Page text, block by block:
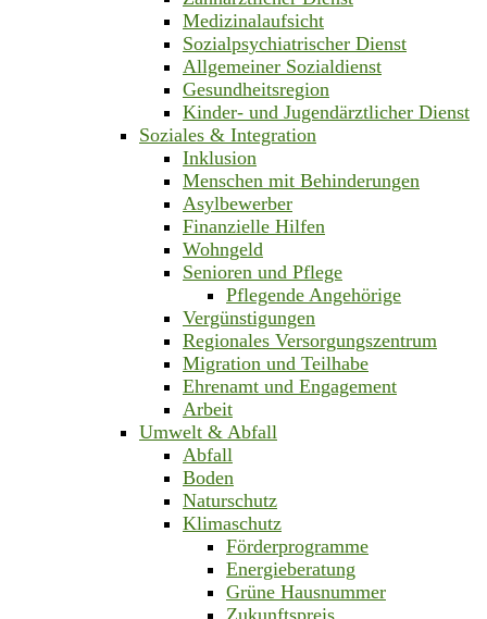
Medizinalaufsicht
Sozialpsychiatrischer Dienst
Allgemeiner Sozialdienst
Gesundheitsregion
Kinder- und Jugendärztlicher Dienst
Soziales & Integration
Inklusion
Menschen mit Behinderungen
Asylbewerber
Finanzielle Hilfen
Wohngeld
Senioren und Pflege
Pflegende Angehörige
Vergünstigungen
Regionales Versorgungszentrum
Migration und Teilhabe
Ehrenamt und Engagement
Arbeit
Umwelt & Abfall
Abfall
Boden
Naturschutz
Klimaschutz
Förderprogramme
Energieberatung
Grüne Hausnummer
Zukunftspreis